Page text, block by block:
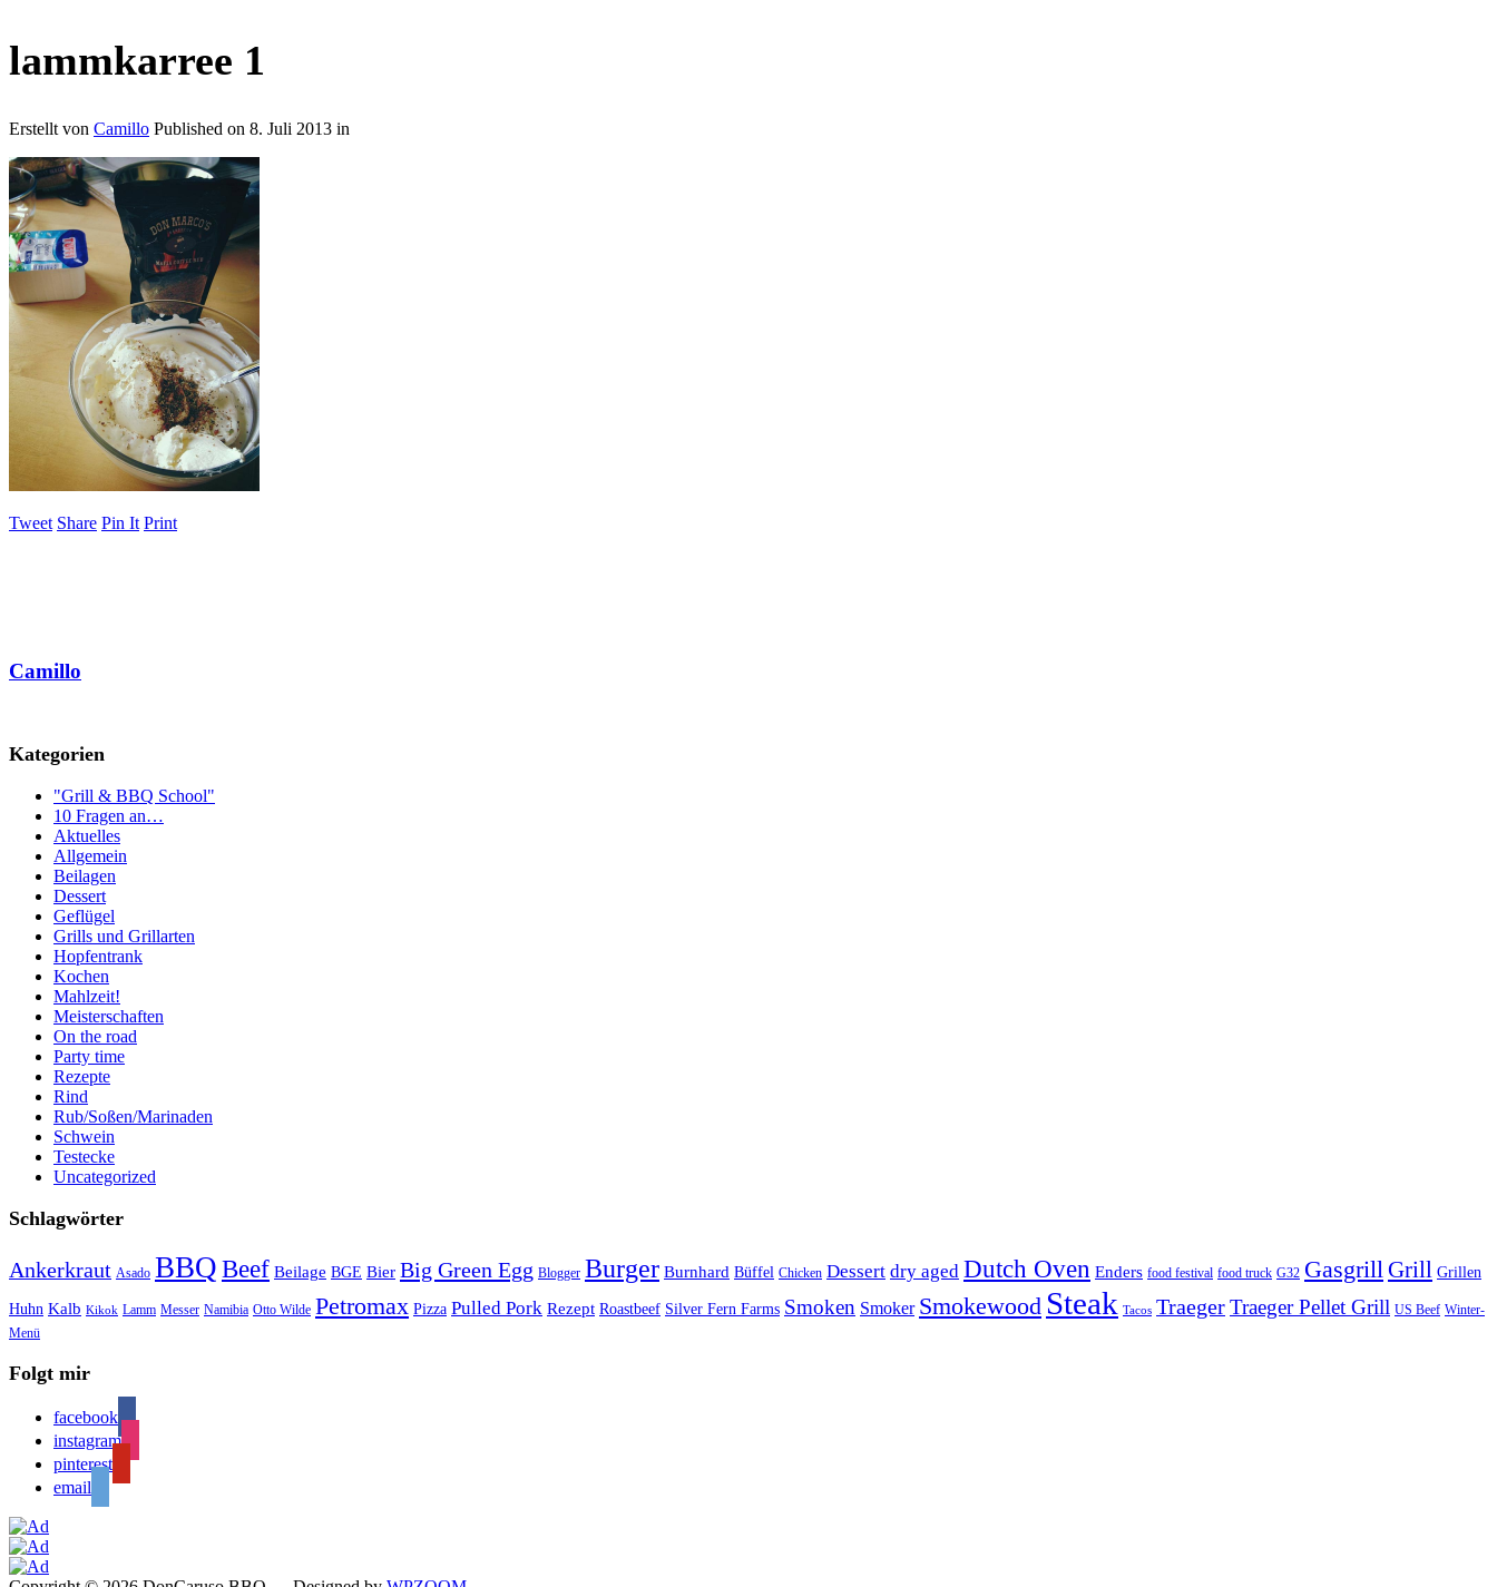
lammkarree 1
Erstellt von Camillo Published on 8. Juli 2013 in
Tweet Share Pin It Print
Camillo
Kategorien
"Grill & BBQ School"
10 Fragen an…
Aktuelles
Allgemein
Beilagen
Dessert
Geflügel
Grills und Grillarten
Hopfentrank
Kochen
Mahlzeit!
Meisterschaften
On the road
Party time
Rezepte
Rind
Rub/Soßen/Marinaden
Schwein
Testecke
Uncategorized
Schlagwörter
Ankerkraut Asado BBQBeef Beilage BGE Bier Big Green Egg Blogger Burger Burnhard Büffel Chicken Dessert dry aged Dutch Oven Enders food festival food truck G32 Gasgrill Grill Grillen
Huhn Kalb Kikok Lamm Messer Namibia Otto Wilde Petromax Pizza Pulled Pork Rezept Roastbeef Silver Fern Farms Smoken Smoker Smokewood Steak Tacos TraegerTraeger Pellet Grill US Beef Winter-
Menü
Folgt mir
facebook
instagram
pinterest
email